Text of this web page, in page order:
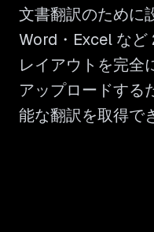
文書翻訳のために
Word・Excel な
レイアウトを完全
アップロードする
能な翻訳を取得で